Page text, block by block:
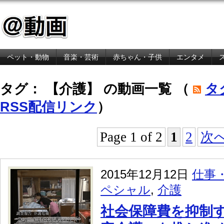
ペット・動物 音楽・芸術 赤ちゃん・子供 エンタメ
タグ： 【介護】 の動画一覧 （
タ
RSS配信リンク ）
Page 1 of 2
1 2 次
2015年12月12日 仕事
ペシャル, 介護
社会保障費を抑制